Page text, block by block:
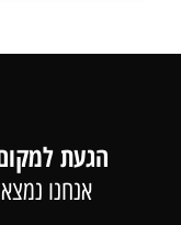
הגעת
אנחנו נמצאים